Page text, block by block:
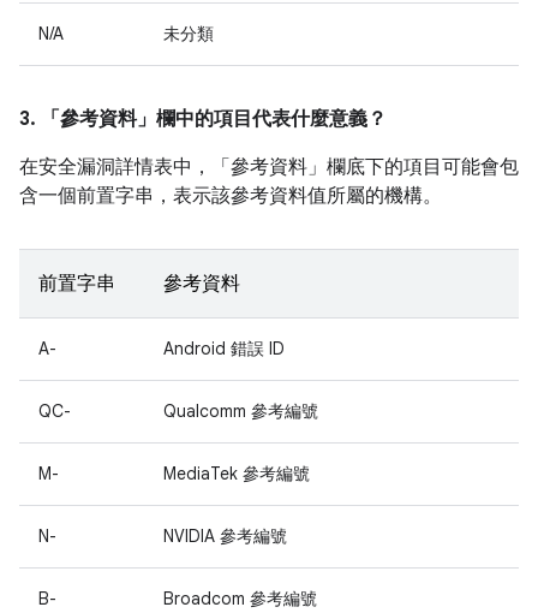
N/A 未分類
3. 「參考資料」 欄中的項目代表什麼意義？
在安全漏洞詳情表中，「參考資料」 欄底下的項目可能會包
含一個前置字串，表示該參考資料值所屬的機構。
前置字串 參考資料
A- Android 錯誤 ID
QC- Qualcomm 參考編號
M- MediaTek 參考編號
N- NVIDIA 參考編號
B- Broadcom 參考編號